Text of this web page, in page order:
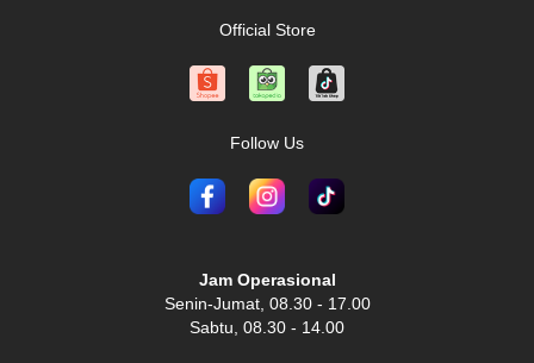
Official Store
Follow Us
Jam Operasional
Senin-Jumat, 08.30 - 17.00
Sabtu, 08.30 - 14.00